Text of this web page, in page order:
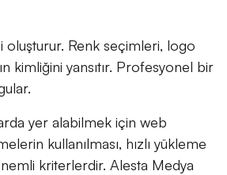
oluşturur. Renk seçimleri, logo
kimliğini yansıtır. Profesyonel bir
yer alabilmek için web
kullanılması, hızlı yükleme
kriterlerdir. Alesta Medya